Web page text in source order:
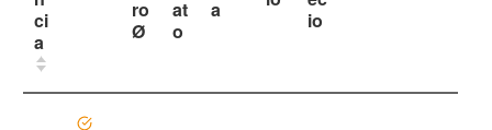
ci
a
ro
Ø
at
o
a
io